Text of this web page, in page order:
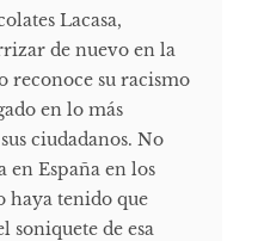
Lacasa,
de nuevo en la
reconoce su racismo
en lo más
ciudadanos. No
España en los
haya tenido que
soniquete de esa